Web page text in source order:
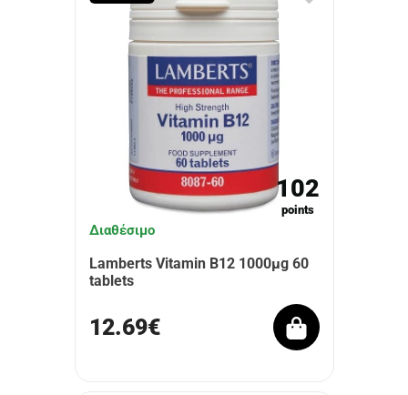
102
points
Διαθέσιμο
Lamberts Vitamin B12 1000μg 60
tablets
12.69€